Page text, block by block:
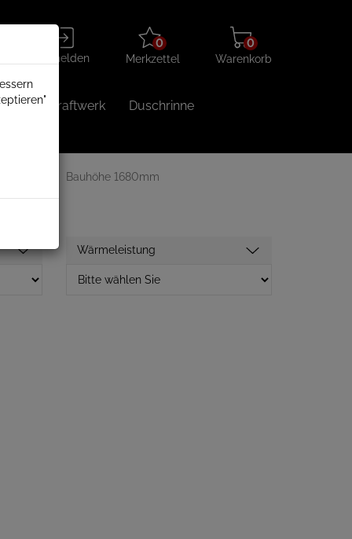
Anmelden
Anmelden
Merkzettel
aufklappen
0
Merkzettel
Warenkorb
aufklappen
0
Warenkorb
Balkonkraftwerk Duschrinne
Bauhöhe 1680mm
Wärmeleistung